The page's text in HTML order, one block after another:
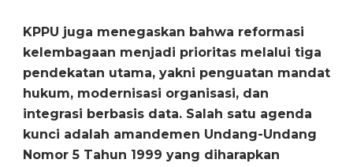
KPPU juga menegaskan bahwa reformasi
kelembagaan menjadi prioritas melalui tiga
pendekatan utama, yakni penguatan mandat
hukum, modernisasi organisasi, dan
integrasi berbasis data. Salah satu agenda
kunci adalah amandemen Undang-Undang
Nomor 5 Tahun 1999 yang diharapkan